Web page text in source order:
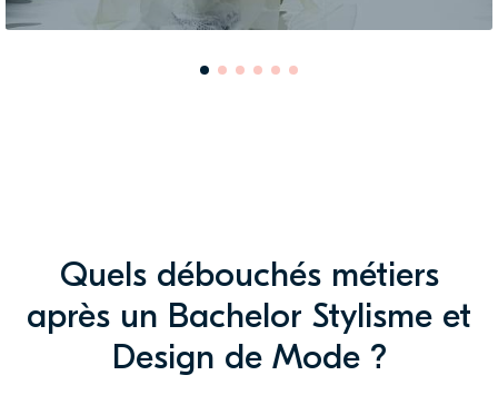
Quels débouchés métiers
après un Bachelor Stylisme et
Design de Mode ?